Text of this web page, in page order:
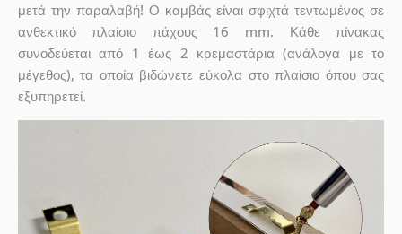
μετά την παραλαβή! Ο καμβάς είναι σφιχτά τεντωμένος σε
ανθεκτικό πλαίσιο πάχους 16 mm. Κάθε πίνακας
συνοδεύεται από 1 έως 2 κρεμαστάρια (ανάλογα με το
μέγεθος), τα οποία βιδώνετε εύκολα στο πλαίσιο όπου σας
εξυπηρετεί.